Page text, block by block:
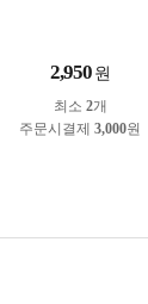
2,950 원
최소 2개
주문시결제 3,000원